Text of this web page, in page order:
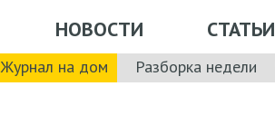
НОВОСТИ СТАТЬИ
Журнал на дом Разборка недели